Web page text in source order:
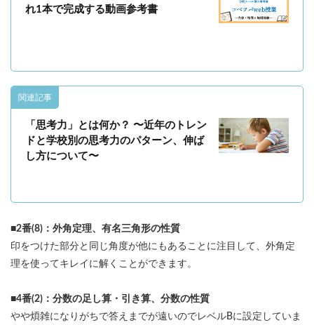
れ1本で完成する動画参考書
関連記事
「思考力」とは何か？ 〜近年のトレン
ドと学校別の思考力のパターン、伸ば
し方について〜
■2番(8)：外角定理、有名三角形の性質
印をつけた部分と同じ角度が他にもあることに注目して、外角定
理を使ってキレイに解くことができます。
■4番(2)：分数の足し算・引き算、分数の性質
やや煩雑になりがちで答えまでが遠いのでレベルBに設定していま